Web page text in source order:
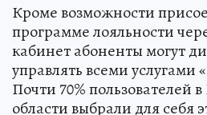
Кроме возможности
программе лояльности
кабинет абоненты могут
управлять всеми услугами
Почти 70% пользователей
области выбрали для себя